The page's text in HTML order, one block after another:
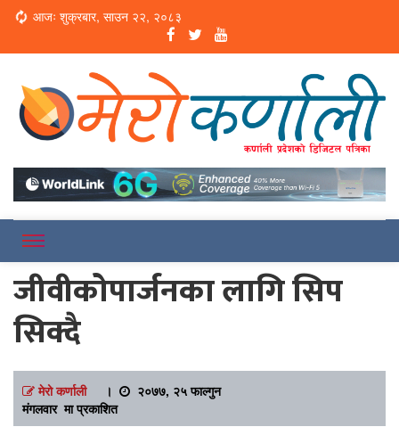
Loading...
आजः शुक्रबार, साउन २२, २०८३
Merokarnali
जीवीकोपार्जनका लागि सिप
सिक्दै
मेरो कर्णाली।
२०७७, २५ फाल्गुन
मंगलवार मा प्रकाशित